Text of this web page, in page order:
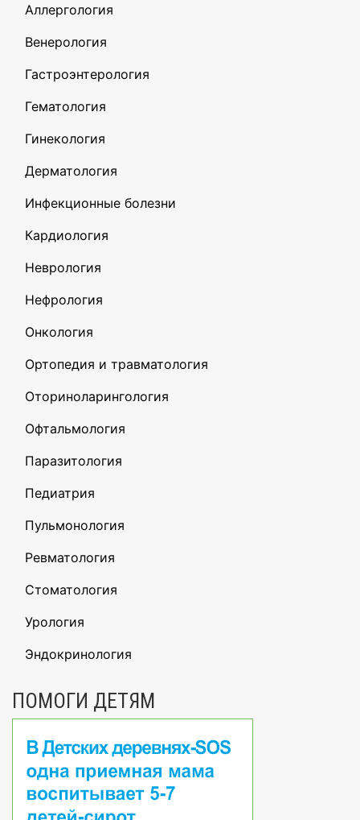
Аллергология
Венерология
Гастроэнтерология
Гематология
Гинекология
Дерматология
Инфекционные болезни
Кардиология
Неврология
Нефрология
Онкология
Ортопедия и травматология
Оториноларингология
Офтальмология
Паразитология
Педиатрия
Пульмонология
Ревматология
Стоматология
Урология
Эндокринология
ПОМОГИ ДЕТЯМ